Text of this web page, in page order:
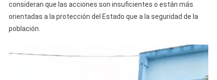
consideran que las acciones son insuficientes o están más
orientadas a la protección del Estado que a la seguridad de la
población.